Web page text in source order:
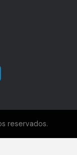
reservados.